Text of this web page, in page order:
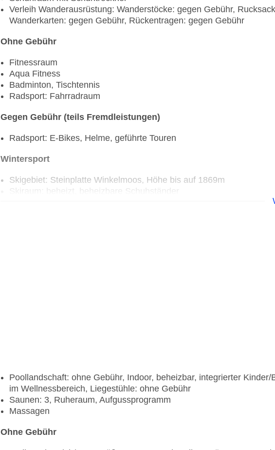
Verleih Wanderausrüstung: Wanderstöcke: gegen Gebühr,
Wanderkarten: gegen Gebühr, Rückentragen: gegen Gebühr
Ohne Gebühr
Fitnessraum
Aqua Fitness
Badminton, Tischtennis
Radsport: Fahrradraum
Gegen Gebühr (teils Fremdleistungen)
Radsport: E-Bikes, Helme, geführte Touren
Wintersport
Skigebiet: Steinplatte Winkelmoos, Höhe bis auf 1869m
Skiraum: beheizt, beheizbare Schuhständer
Sportangebote vor Ort im Skigebiet: Ski alpin: saisonabhängig;
Poollandschaft: ohne Gebühr, Indoor, beheizbar, integrierter
im Wellnessbereich, Liegestühle: ohne Gebühr
Saunen: 3, Ruheraum, Aufgussprogramm
Massagen
Ohne Gebühr